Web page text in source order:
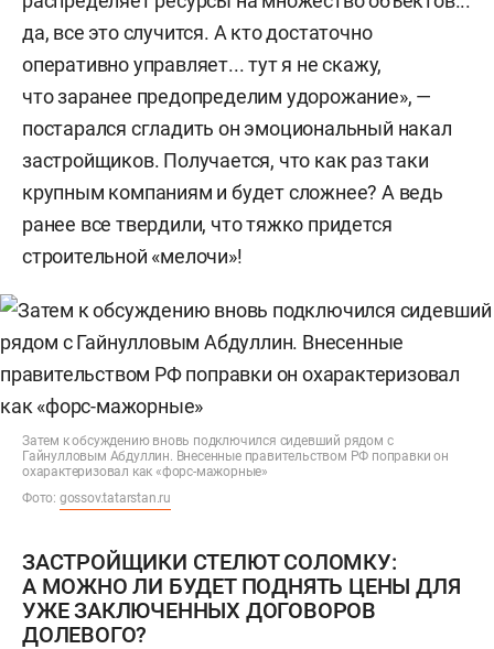
да, все это случится. А кто достаточно
оперативно управляет... тут я не скажу,
что заранее предопределим удорожание», —
постарался сгладить он эмоциональный накал
застройщиков. Получается, что как раз таки
крупным компаниям и будет сложнее? А ведь
ранее все твердили, что тяжко придется
строительной «мелочи»!
Затем к обсуждению вновь подключился сидевший рядом с
Гайнулловым Абдуллин. Внесенные правительством РФ поправки он
охарактеризовал как «форс-мажорные»
Фото: gossov.tatarstan.ru
ЗАСТРОЙЩИКИ СТЕЛЮТ СОЛОМКУ:
А МОЖНО ЛИ БУДЕТ ПОДНЯТЬ ЦЕНЫ ДЛЯ
УЖЕ ЗАКЛЮЧЕННЫХ ДОГОВОРОВ
ДОЛЕВОГО?